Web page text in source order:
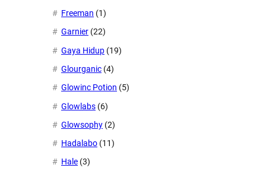
Freeman (1)
Garnier (22)
Gaya Hidup (19)
Glourganic (4)
Glowinc Potion (5)
Glowlabs (6)
Glowsophy (2)
Hadalabo (11)
Hale (3)